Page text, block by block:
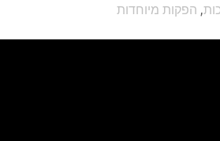
, הפקות מיוחדות